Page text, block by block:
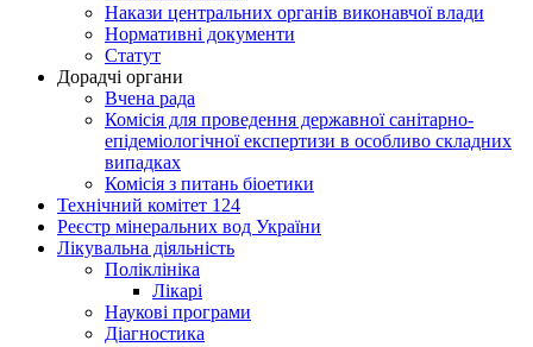
Накази центральних органів виконавчої влади
Нормативні документи
Статут
Дорадчі органи
Вчена рада
Комісія для проведення державної санітарно-
епідеміологічної експертизи в особливо складних
випадках
Комісія з питань біоетики
Технічний комітет 124
Реєстр мінеральних вод України
Лікувальна діяльність
Поліклініка
Лікарі
Наукові програми
Діагностика